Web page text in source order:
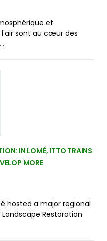
et
sont au cœur des
IN LOMÉ, ITTO TRAINS
MORE
hosted a major regional
Restoration